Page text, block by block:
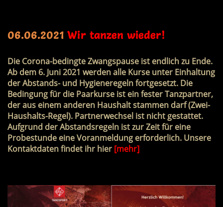
06.06.2021Wir tanzen wieder!
Die Corona-bedingte Zwangspause ist endlich zu Ende.
Ab dem 6. Juni 2021 werden alle Kurse unter Einhaltung
der Abstands- und Hygieneregeln fortgesetzt. Die
Bedingung für die Paarkurse ist ein fester Tanzpartner,
der aus einem anderen Haushalt stammen darf (Zwei-
Haushalts-Regel). Partnerwechsel ist nicht gestattet.
Aufgrund der Abstandsregeln ist zur Zeit für eine
Probestunde eine Voranmeldung erforderlich. Unsere
Kontaktdaten findet ihr hier [mehr]